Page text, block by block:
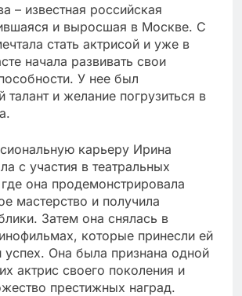
– известная российская
и выросшая в Москве. С
стать актрисой и уже в
начала развивать свои
У нее был
талант и желание погрузиться в
карьеру Ирина
с участия в театральных
она продемонстрировала
мастерство и получила
Затем она снялась в
которые принесли ей
успех. Она была признана одной
актрис своего поколения и
престижных наград.